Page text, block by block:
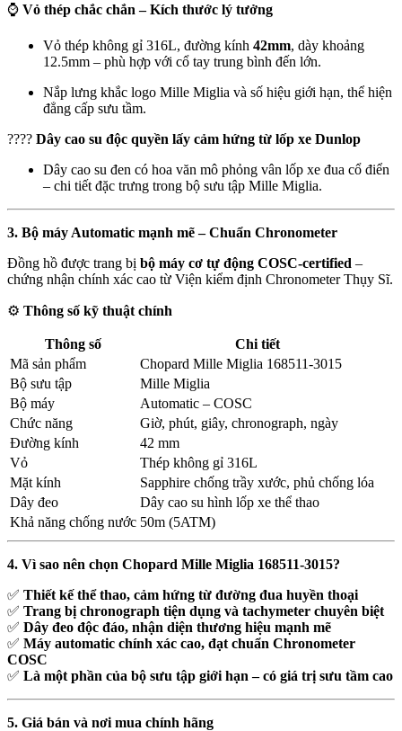
⌚ Vỏ thép chắc chắn – Kích thước lý tưởng
Vỏ thép không gỉ 316L, đường kính 42mm, dày khoảng
12.5mm – phù hợp với cổ tay trung bình đến lớn.
Nắp lưng khắc logo Mille Miglia và số hiệu giới hạn, thể hiện
đẳng cấp sưu tầm.
???? Dây cao su độc quyền lấy cảm hứng từ lốp xe Dunlop
Dây cao su đen có hoa văn mô phỏng vân lốp xe đua cổ điển
– chi tiết đặc trưng trong bộ sưu tập Mille Miglia.
3. Bộ máy Automatic mạnh mẽ – Chuẩn Chronometer
Đồng hồ được trang bị bộ máy cơ tự động COSC-certified –
chứng nhận chính xác cao từ Viện kiểm định Chronometer Thụy Sĩ.
⚙️ Thông số kỹ thuật chính
Thông số
Chi tiết
Mã sản phẩm
Chopard Mille Miglia 168511-3015
Bộ sưu tập
Mille Miglia
Bộ máy
Automatic – COSC
Chức năng
Giờ, phút, giây, chronograph, ngày
Đường kính
42 mm
Vỏ
Thép không gỉ 316L
Mặt kính
Sapphire chống trầy xước, phủ chống lóa
Dây đeo
Dây cao su hình lốp xe thể thao
Khả năng chống nước 50m (5ATM)
4. Vì sao nên chọn Chopard Mille Miglia 168511-3015?
✅ Thiết kế thể thao, cảm hứng từ đường đua huyền thoại
✅ Trang bị chronograph tiện dụng và tachymeter chuyên biệt
✅ Dây đeo độc đáo, nhận diện thương hiệu mạnh mẽ
✅ Máy automatic chính xác cao, đạt chuẩn Chronometer
COSC
✅ Là một phần của bộ sưu tập giới hạn – có giá trị sưu tầm cao
5. Giá bán và nơi mua chính hãng